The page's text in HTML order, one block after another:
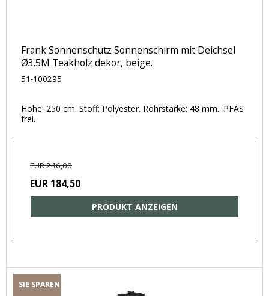
Frank Sonnenschutz Sonnenschirm mit Deichsel
Ø3.5M Teakholz dekor, beige.
51-100295
Höhe: 250 cm. Stoff: Polyester. Rohrstärke: 48 mm.. PFAS
frei.
EUR 246,00
EUR 184,50
PRODUKT ANZEIGEN
SIE SPAREN